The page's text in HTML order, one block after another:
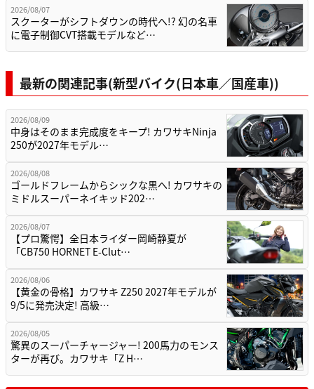
2026/08/07
スクーターがシフトダウンの時代へ!? 幻の名車
に電子制御CVT搭載モデルなど…
最新の関連記事(新型バイク(日本車／国産車))
2026/08/09
中身はそのまま完成度をキープ! カワサキNinja
250が2027年モデル…
2026/08/08
ゴールドフレームからシックな黒へ! カワサキの
ミドルスーパーネイキッド202…
2026/08/07
【プロ驚愕】全日本ライダー岡崎静夏が
「CB750 HORNET E-Clut…
2026/08/06
【黄金の骨格】カワサキ Z250 2027年モデルが
9/5に発売決定! 高級…
2026/08/05
驚異のスーパーチャージャー! 200馬力のモンス
ターが再び。カワサキ「Z H…